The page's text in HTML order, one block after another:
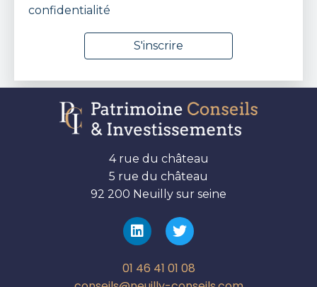
confidentialité
4 rue du château
5 rue du château
92 200 Neuilly sur seine
01 46 41 01 08